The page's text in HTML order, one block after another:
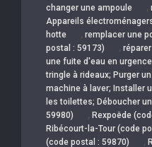
changer une ampoule
,
Appareils
hotte
, remplacer une
postal : 59173)
,
une fuite d'eau en
tringle à rideaux; Purger
machine à laver; Installer
les toilettes; Déboucher
59980)
, Rexpoëde
Ribécourt-la-Tour (code
(code postal : 59870)
,